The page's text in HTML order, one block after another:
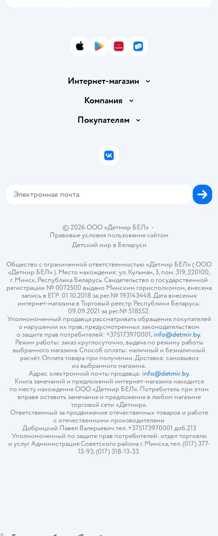
App StoreGoogle Play
AppGallery
RuStore
Интернет-магазин
Доставка и оплата
Правила продажи
Политика использования файлов cookie
Компания
Вакансии
Покупателям
Бонусные карты
© 2026 ООО «Детмир БЕЛ»•
Правовые условия пользования сайтом
Детский мир в Беларуси
Общество с ограниченной ответственностью «Детмир БЕЛ» ( ООО
«Детмир БЕЛ» ). Место нахождения: ул. Кульман, 3, пом. 319, 220100,
г. Минск, Республика Беларусь. Свидетельство о государственной
регистрации № 0072500 выдано Минским горисполкомом, внесена
запись в ЕГР 01.10.2018 за рег.№ 193143448. Дата внесения
интернет-магазина в Торговый реестр Республики Беларусь:
09.09.2021 за рег.№ 518552.
Уполномоченный продавца рассматривать обращения покупателей
о нарушении их прав, предусмотренных законодательством
о защите прав потребителей: +375173970001,info@detmir.by.
Режим работы: заказ круглосуточно, выдача по режиму работы
выбранного магазина. Способ оплаты: наличный и безналичный
расчёт. Оплата товара при получении. Доставка: самовывоз
из выбранного магазина.
Адрес электронной почты продавца: info@detmir.by
Книга замечаний и предложений интернет-магазина находится
по месту нахождения ООО «Детмир БЕЛ». Потребитель при этом
вправе оставить замечания и предложения в любом магазине
торговой сети «Детмир».
Ответственный за продвижение отечественных товаров и работе
с отечественными производителями
Добрицкий Павел Валерьевич тел. +375173970001 доб.213
Уполномоченный по защите прав потребителей: отдел торговли
и услуг Администрация Советского района г. Минска, тел. (017) 377-
13-93, (017) 318-13-33.
ВКонтакте